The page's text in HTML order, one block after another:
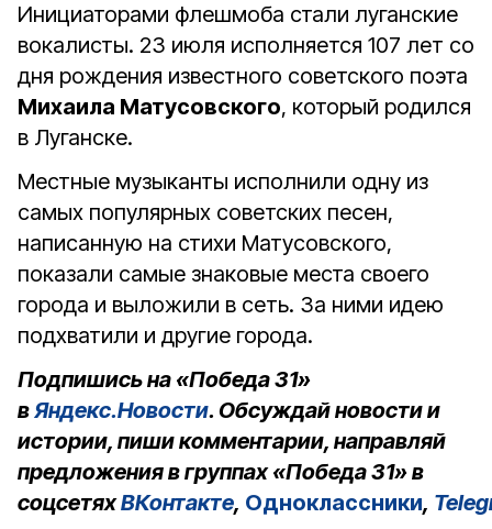
Инициаторами флешмоба стали луганские
вокалисты. 23 июля исполняется 107 лет со
дня рождения известного советского поэта
Михаила Матусовского, который родился
в Луганске.
Местные музыканты исполнили одну из
самых популярных советских песен,
написанную на стихи Матусовского,
показали самые знаковые места своего
города и выложили в сеть. За ними идею
подхватили и другие города.
Подпишись на «Победа 31»
вЯндекс.Новости. Обсуждай новости и
истории, пиши комментарии, направляй
предложения в группах «Победа 31» в
соцсетяхВКонтакте, Одноклассники,